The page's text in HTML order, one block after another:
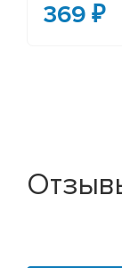
369 ₽